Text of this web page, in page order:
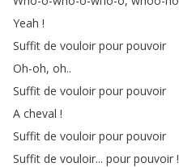
Yeah !
Suffit de vouloir pour pouvoir
Oh-oh, oh..
Suffit de vouloir pour pouvoir
A cheval !
Suffit de vouloir pour pouvoir
Suffit de vouloir... pour pouvoir !